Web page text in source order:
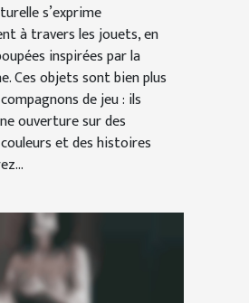
s’exprime
à travers les jouets, en
inspirées par la
Ces objets sont bien plus
de jeu : ils
ouverture sur des
et des histoires